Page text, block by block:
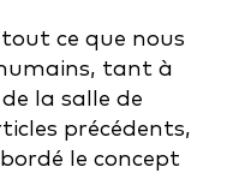
ce que nous
tant à
de la salle de
précédents,
le concept